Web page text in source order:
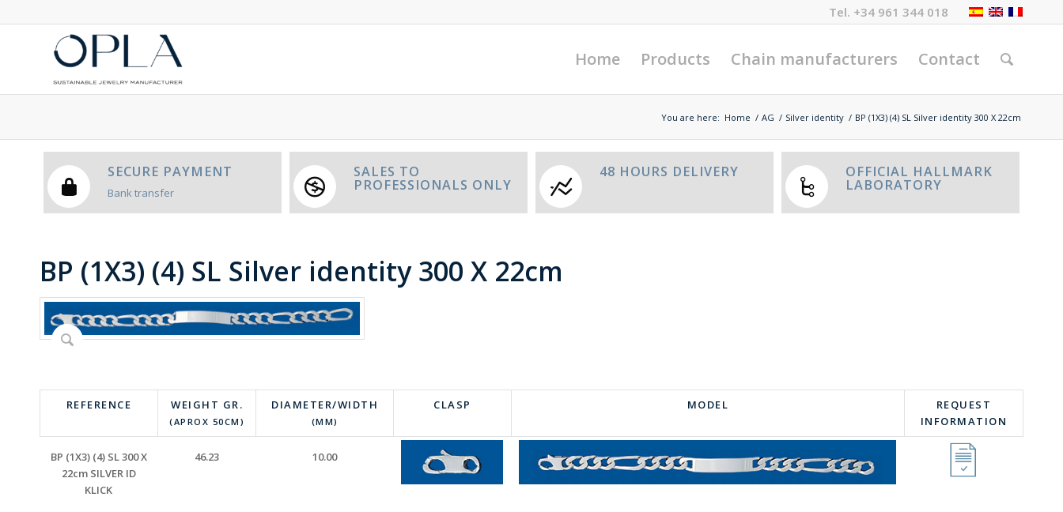
Tel. +34 961 344 018
Home Products Chain manufacturers Contact
You are here: Home / AG / Silver identity / BP (1X3) (4) SL Silver identity 300 X 22cm
SECURE PAYMENT
Bank transfer
SALES TO
PROFESSIONALS ONLY
48 HOURS DELIVERY OFFICIAL HALLMARK
LABORATORY
BP (1X3) (4) SL Silver identity 300 X 22cm
REFERENCE WEIGHT GR.
(APROX 50CM)
DIAMETER/WIDTH
(MM)
CLASP MODEL
REQUEST
INFORMATION
BP (1X3) (4) SL 300 X
22cm SILVER ID
KLICK
46.23 10.00